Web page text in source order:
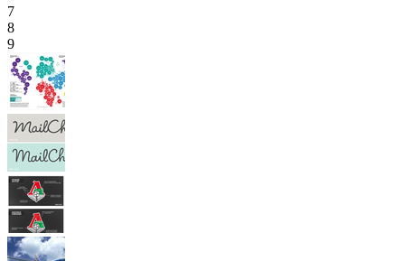
7
8
9